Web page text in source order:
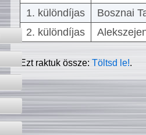
1. különdíjas
Bosznai
2. különdíjas
Ezt raktuk össze:Töltsd le!.